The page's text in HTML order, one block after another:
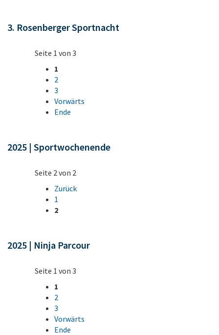
3. Rosenberger Sportnacht
Seite 1 von 3
1
2
3
Vorwärts
Ende
2025 | Sportwochenende
Seite 2 von 2
Zurück
1
2
2025 | Ninja Parcour
Seite 1 von 3
1
2
3
Vorwärts
Ende